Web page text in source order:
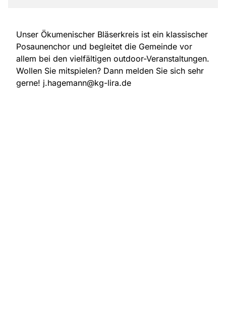
Unser Ökumenischer Bläserkreis ist ein klassischer
Posaunenchor und begleitet die Gemeinde vor
allem bei den vielfältigen outdoor-Veranstaltungen.
Wollen Sie mitspielen? Dann melden Sie sich sehr
gerne! j.hagemann@kg-lira.de